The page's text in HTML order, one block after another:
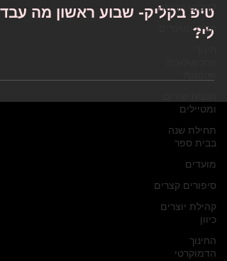
לגיבוש הכיתה
חגים ומועדים
ומטיילים
תחילת שנה
בבית ספר
מועדים
סיפורים קצרים
קהילת יוצרים
כיוון
החינוך
הדמוקרטי
טיפ בקליק- שבוע ראשון מה עבד
לי?